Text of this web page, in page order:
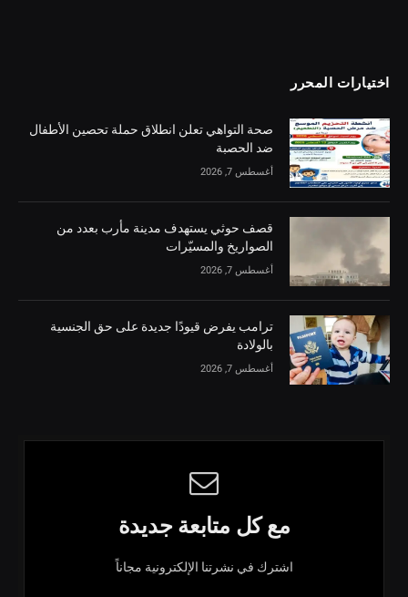
اختيارات المحرر
صحة التواهي تعلن انطلاق حملة تحصين الأطفال
ضد الحصبة
أغسطس 7, 2026
قصف حوثي يستهدف مدينة مأرب بعدد من
الصواريخ والمسيّرات
أغسطس 7, 2026
ترامب يفرض قيودًا جديدة على حق الجنسية
بالولادة
أغسطس 7, 2026
مع كل متابعة جديدة
اشترك في نشرتنا الإلكترونية مجاناً